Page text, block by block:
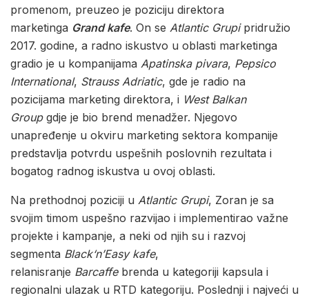
promenom, preuzeo je poziciju direktora
marketinga Grand kafe. On se Atlantic Grupipridružio
2017. godine, a radno iskustvo u oblasti marketinga
gradio je u kompanijama Apatinska pivara, Pepsico
International, Strauss Adriatic, gde je radio na
pozicijama marketing direktora, i West Balkan
Groupgdje je bio brend menadžer. Njegovo
unapređenje u okviru marketing sektora kompanije
predstavlja potvrdu uspešnih poslovnih rezultata i
bogatog radnog iskustva u ovoj oblasti.
Na prethodnoj poziciji u Atlantic Grupi, Zoran je sa
svojim timom uspešno razvijao i implementirao važne
projekte i kampanje, a neki od njih su i razvoj
segmenta Black‘n’Easy kafe,
relanisranje Barcaffebrenda u kategoriji kapsula i
regionalni ulazak u RTD kategoriju. Poslednji i najveći u